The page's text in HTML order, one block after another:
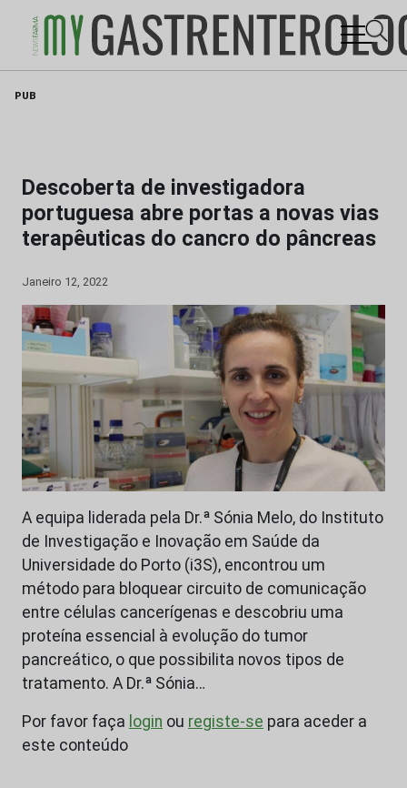
PUB
Descoberta de investigadora
portuguesa abre portas a novas vias
terapêuticas do cancro do pâncreas
Janeiro 12, 2022
A equipa liderada pela Dr.ª Sónia Melo, do Instituto
de Investigação e Inovação em Saúde da
Universidade do Porto (i3S), encontrou um
método para bloquear circuito de comunicação
entre células cancerígenas e descobriu uma
proteína essencial à evolução do tumor
pancreático, o que possibilita novos tipos de
tratamento. A Dr.ª Sónia…
Por favor faça login ou registe-se para aceder a
este conteúdo